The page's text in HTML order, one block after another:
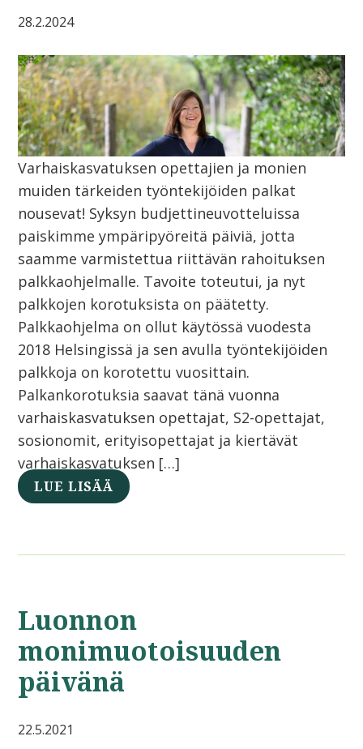
28.2.2024
Varhaiskasvatuksen opettajien ja monien
muiden tärkeiden työntekijöiden palkat
nousevat! Syksyn budjettineuvotteluissa
paiskimme ympäripyöreitä päiviä, jotta
saamme varmistettua riittävän rahoituksen
palkkaohjelmalle. Tavoite toteutui, ja nyt
palkkojen korotuksista on päätetty.
Palkkaohjelma on ollut käytössä vuodesta
2018 Helsingissä ja sen avulla työntekijöiden
palkkoja on korotettu vuosittain.
Palkankorotuksia saavat tänä vuonna
varhaiskasvatuksen opettajat, S2-opettajat,
sosionomit, erityisopettajat ja kiertävät
varhaiskasvatuksen […]
LUE LISÄÄ
Luonnon
monimuotoisuuden
päivänä
22.5.2021